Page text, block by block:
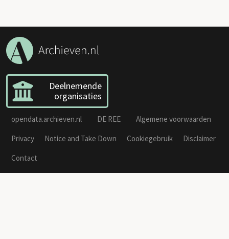
Deelnemende
organisaties
opendata.archieven.nl DE REE
Algemene voorwaarden
Privacy
Notice and Take Down Cookiegebruik
Disclaimer
Contact